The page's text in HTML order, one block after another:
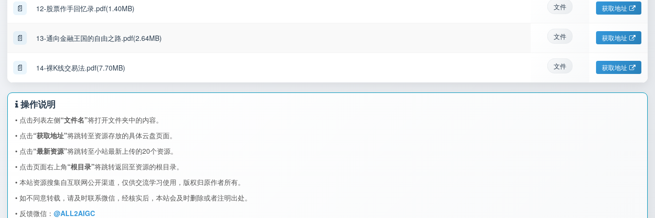
📄 12-股票作手回忆录.pdf(1.40MB) 文件 获取地址
📄 13-通向金融王国的自由之路.pdf(2.64MB) 文件 获取地址
📄 14-裸K线交易法.pdf(7.70MB) 文件 获取地址
操作说明
• 点击列表左侧“文件名”将打开文件夹中的内容。
• 点击“获取地址”将跳转至资源存放的具体云盘页面。
• 点击“最新资源”将跳转至小站最新上传的20个资源。
• 点击页面右上角“根目录”将跳转返回至资源的根目录。
• 本站资源搜集自互联网公开渠道，仅供交流学习使用，版权归原作者所有。
• 如不同意转载，请及时联系微信，经核实后，本站会及时删除或者注明出处。
• 反馈微信： @ALL2AIGC